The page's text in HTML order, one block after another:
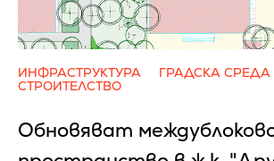
ИНФРАСТРУКТУРА
ГРАДСКА СРЕДА
СТРОИТЕЛСТВО
Обновяват